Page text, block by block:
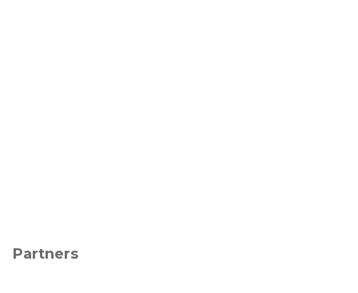
Partners